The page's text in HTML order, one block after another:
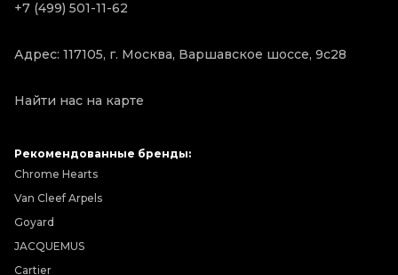
+7 (499) 501-11-62
Адрес: 117105, г. Москва, Варшавское шоссе, 9с28
Найти нас на карте
Рекомендованные бренды:
Chrome Hearts
Van Cleef Arpels
Goyard
JACQUEMUS
Cartier